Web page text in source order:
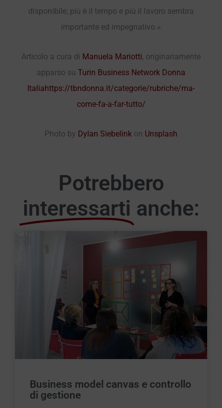
disponibile; più è il tempo e più il lavoro sembra
importante ed impegnativo.»
Articolo a cura di Manuela Mariotti, originariamente
apparso su Turin Business Network Donna
Italiahttps://tbndonna.it/categorie/rubriche/ma-
come-fa-a-far-tutto/
Photo by Dylan Siebelink on Unsplash
Potrebbero
interessarti anche:
Business model canvas e controllo
di gestione